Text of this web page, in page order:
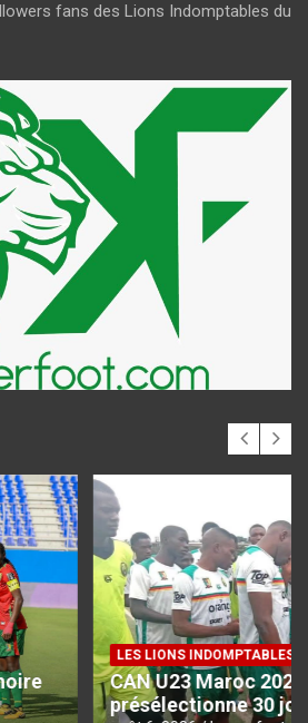
fans des Lions Indomptables du
: Guy Feutchine
joueurs